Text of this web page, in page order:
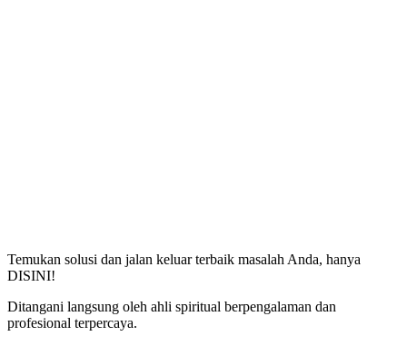
Temukan solusi dan jalan keluar terbaik masalah Anda, hanya
DISINI!
Ditangani langsung oleh ahli spiritual berpengalaman dan
profesional terpercaya.